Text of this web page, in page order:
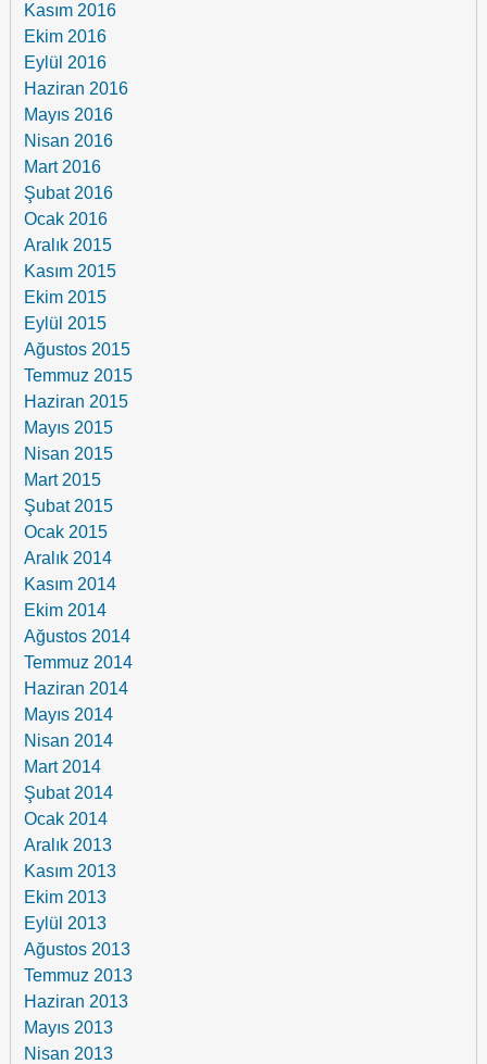
Kasım 2016
Ekim 2016
Eylül 2016
Haziran 2016
Mayıs 2016
Nisan 2016
Mart 2016
Şubat 2016
Ocak 2016
Aralık 2015
Kasım 2015
Ekim 2015
Eylül 2015
Ağustos 2015
Temmuz 2015
Haziran 2015
Mayıs 2015
Nisan 2015
Mart 2015
Şubat 2015
Ocak 2015
Aralık 2014
Kasım 2014
Ekim 2014
Ağustos 2014
Temmuz 2014
Haziran 2014
Mayıs 2014
Nisan 2014
Mart 2014
Şubat 2014
Ocak 2014
Aralık 2013
Kasım 2013
Ekim 2013
Eylül 2013
Ağustos 2013
Temmuz 2013
Haziran 2013
Mayıs 2013
Nisan 2013